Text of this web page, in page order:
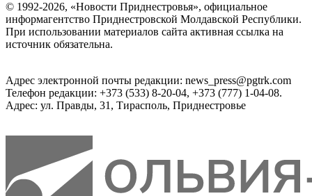
© 1992-2026, «Новости Приднестровья», официальное
информагентство Приднестровской Молдавской Республики.
При использовании материалов сайта активная ссылка на
источник обязательна.
Адрес электронной почты редакции: news_press@pgtrk.com
Телефон редакции: +373 (533) 8-20-04, +373 (777) 1-04-08.
Адрес: ул. Правды, 31, Тирасполь, Приднестровье